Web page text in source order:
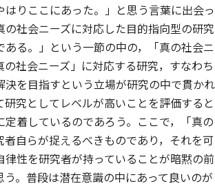
りここにあった。」と思う言葉に出会っ
の社会ニーズに対応した目的指向型の研究
る。」という一節の中の，「真の社会ニ
の社会ニーズ」に対応する研究，すなわち
決を目指すという立場が研究の中で貫かれ
研究としてレベルが高いことを評価すると
定着しているのであろう。ここで，「真の
自らが捉えるべきものであり，それを可
律性を研究者が持っていることが暗黙の前
う。普段は潜在意識の中にあって良いのが